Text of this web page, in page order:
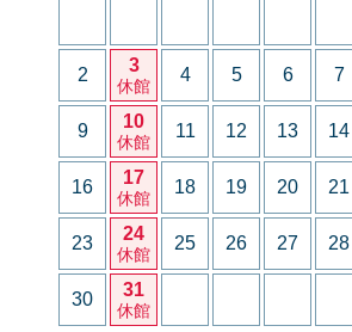
2 3
休館
4 5 6 7
9 10
休館
11 12 13 14
16 17
休館
18 19 20 21
23 24
休館
25 26 27 28
30 31
休館